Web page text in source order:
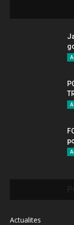
Actualites